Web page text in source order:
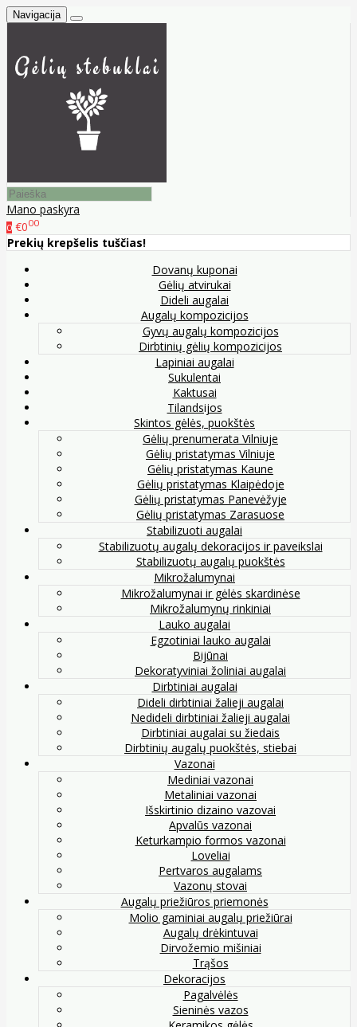
Navigacija
Mano paskyra
0 €000
Prekių krepšelis tuščias!
Dovanų kuponai
Gėlių atvirukai
Dideli augalai
Augalų kompozicijos
Gyvų augalų kompozicijos
Dirbtinių gėlių kompozicijos
Lapiniai augalai
Sukulentai
Kaktusai
Tilandsijos
Skintos gėlės, puokštės
Gėlių prenumerata Vilniuje
Gėlių pristatymas Vilniuje
Gėlių pristatymas Kaune
Gėlių pristatymas Klaipėdoje
Gėlių pristatymas Panevėžyje
Gėlių pristatymas Zarasuose
Stabilizuoti augalai
Stabilizuotų augalų dekoracijos ir paveikslai
Stabilizuotų augalų puokštės
Mikrožalumynai
Mikrožalumynai ir gėlės skardinėse
Mikrožalumynų rinkiniai
Lauko augalai
Egzotiniai lauko augalai
Bijūnai
Dekoratyviniai žoliniai augalai
Dirbtiniai augalai
Dideli dirbtiniai žalieji augalai
Nedideli dirbtiniai žalieji augalai
Dirbtiniai augalai su žiedais
Dirbtinių augalų puokštės, stiebai
Vazonai
Mediniai vazonai
Metaliniai vazonai
Išskirtinio dizaino vazovai
Apvalūs vazonai
Keturkampio formos vazonai
Loveliai
Pertvaros augalams
Vazonų stovai
Augalų priežiūros priemonės
Molio gaminiai augalų priežiūrai
Augalų drėkintuvai
Dirvožemio mišiniai
Trąšos
Dekoracijos
Pagalvėlės
Sieninės vazos